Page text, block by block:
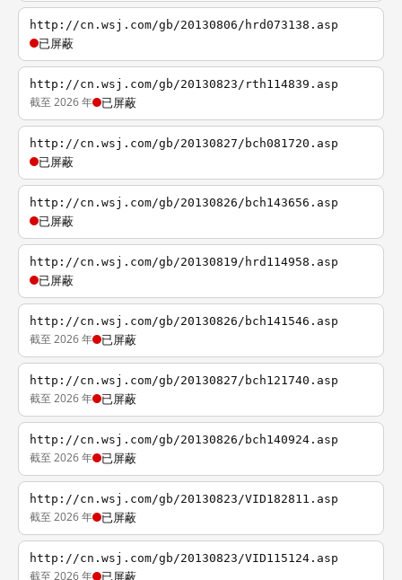
http://cn.wsj.com/gb/20130806/hrd073138.asp
已屏蔽
http://cn.wsj.com/gb/20130823/rth114839.asp
截至 2026 年 已屏蔽
http://cn.wsj.com/gb/20130827/bch081720.asp
已屏蔽
http://cn.wsj.com/gb/20130826/bch143656.asp
已屏蔽
http://cn.wsj.com/gb/20130819/hrd114958.asp
已屏蔽
http://cn.wsj.com/gb/20130826/bch141546.asp
截至 2026 年 已屏蔽
http://cn.wsj.com/gb/20130827/bch121740.asp
截至 2026 年 已屏蔽
http://cn.wsj.com/gb/20130826/bch140924.asp
截至 2026 年 已屏蔽
http://cn.wsj.com/gb/20130823/VID182811.asp
截至 2026 年 已屏蔽
http://cn.wsj.com/gb/20130823/VID115124.asp
截至 2026 年 已屏蔽